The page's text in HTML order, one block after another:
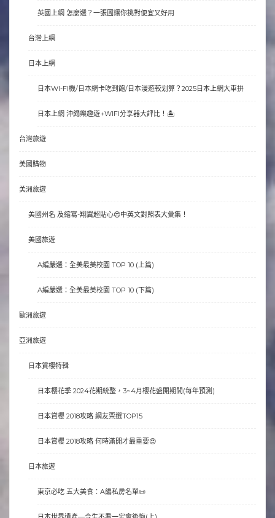
英國上網 怎麼選？一張圖讓你挑對便宜又好用
台灣上網
日本上網
日本WI-FI機/日本網卡吃到飽/日本漫遊較划算？2025日本上網大車拚
日本上網 沖繩樂趣遊+WIFI分享器大評比！🏝
台灣旅遊
美國購物
美洲旅遊
美國州名 及縮寫-翔翼超貼心😍中英文對照表大彙集！
美國旅遊
A編嚴選：全美最美校園 TOP 10 (上篇)
A編嚴選：全美最美校園 TOP 10 (下篇)
歐洲旅遊
亞洲旅遊
日本賞櫻特輯
日本櫻花季 2024花期統整，3~4月櫻花盛開期間(每年預測)
日本賞櫻 2018攻略 網友票選TOP15
日本賞櫻 2018攻略 何時滿開才最重要😍
日本旅遊
東京必吃 五大美食：A編私房名單📜